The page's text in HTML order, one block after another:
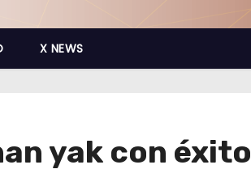
X NEWS
yak con éxito